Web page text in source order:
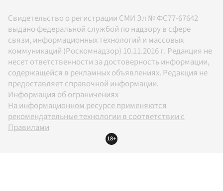
Свидетельство о регистрации СМИ Эл № ФС77-67642
выдано федеральной службой по надзору в сфере
связи, информационных технологий и массовых
коммуникаций (Роскомнадзор) 10.11.2016 г. Редакция не
несет ответственности за достоверность информации,
содержащейся в рекламных объявлениях. Редакция не
предоставляет справочной информации.
Информация об ограничениях
На информационном ресурсе применяются
рекомендательные технологии в соответствии с
Правилами
18+